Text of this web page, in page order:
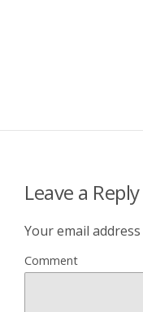
Leave a Reply
Your email
Comment